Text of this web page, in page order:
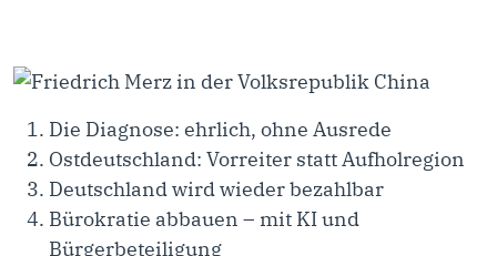
Die Diagnose: ehrlich, ohne Ausrede
Ostdeutschland: Vorreiter statt Aufholregion
Deutschland wird wieder bezahlbar
Bürokratie abbauen – mit KI und
Bürgerbeteiligung